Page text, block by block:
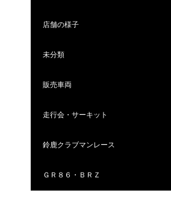
店舗の様子
未分類
販売車両
走行会・サーキット
鈴鹿クラブマンレース
ＧＲ８６・ＢＲＺ